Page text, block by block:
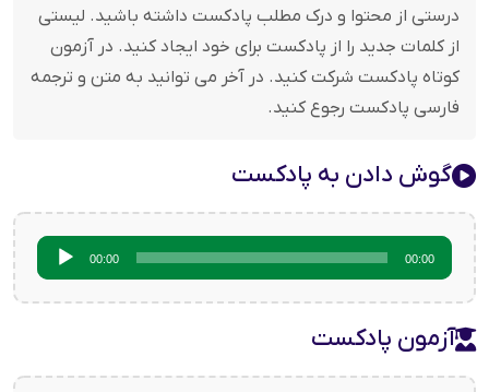
درستی از محتوا و درک مطلب پادکست داشته باشید. لیستی
از کلمات جدید را از پادکست برای خود ایجاد کنید. در آزمون
کوتاه پادکست شرکت کنید. در آخر می توانید به متن و ترجمه
فارسی پادکست رجوع کنید.
گوش دادن به پادکست
صوت
00:00 00:00
آزمون پادکست